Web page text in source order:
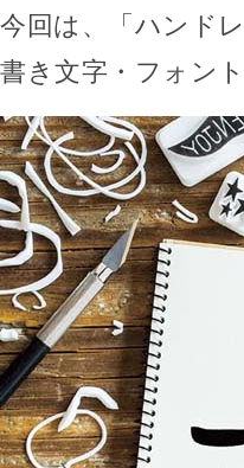
今回は、「ハンド
書き文字・フォン